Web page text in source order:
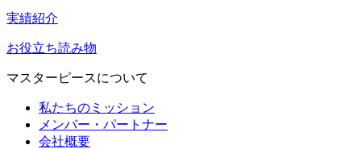
実績紹介
お役立ち読み物
マスターピースについて
私たちのミッション
メンバー・パートナー
会社概要